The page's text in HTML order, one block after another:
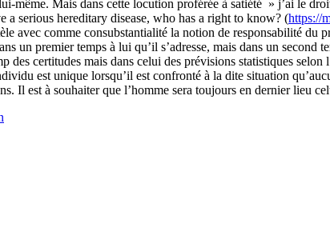
même. Mais dans cette locution proférée à satiété » j’ai le
a serious hereditary disease, who has a right to know? (https://
avec comme consubstantialité la notion de responsabilité
un premier temps à lui qu’il s’adresse, mais dans un
des certitudes mais dans celui des prévisions statistiques
est unique lorsqu’il est confronté à la dite situation
Il est à souhaiter que l’homme sera toujours en dernier lieu